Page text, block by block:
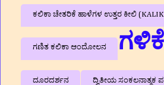
ಕಲಿಕಾ ಚೇತರಿಕೆ ಹಾಳೆಗಳ ಉತ್ತರ ಕೀಲಿ
ಗಣಿತ ಕಲಿಕಾ ಆಂದೋಲನ
ದೂರದರ್ಶನ ದ್ವಿತೀಯ ಸಂಕಲನಾತ್ಮಕ